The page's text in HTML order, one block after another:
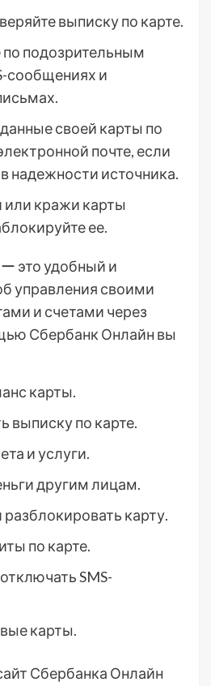
выписку по карте.
по подозрительным
сообщениях и
своей карты по
почте, если
надежности источника.
или кражи карты
ее.
это удобный и
управления своими
и счетами через
Сбербанк Онлайн вы
карты.
выписку по карте.
и услуги.
другим лицам.
карту.
по карте.
SMS-
карты.
Сбербанка Онлайн